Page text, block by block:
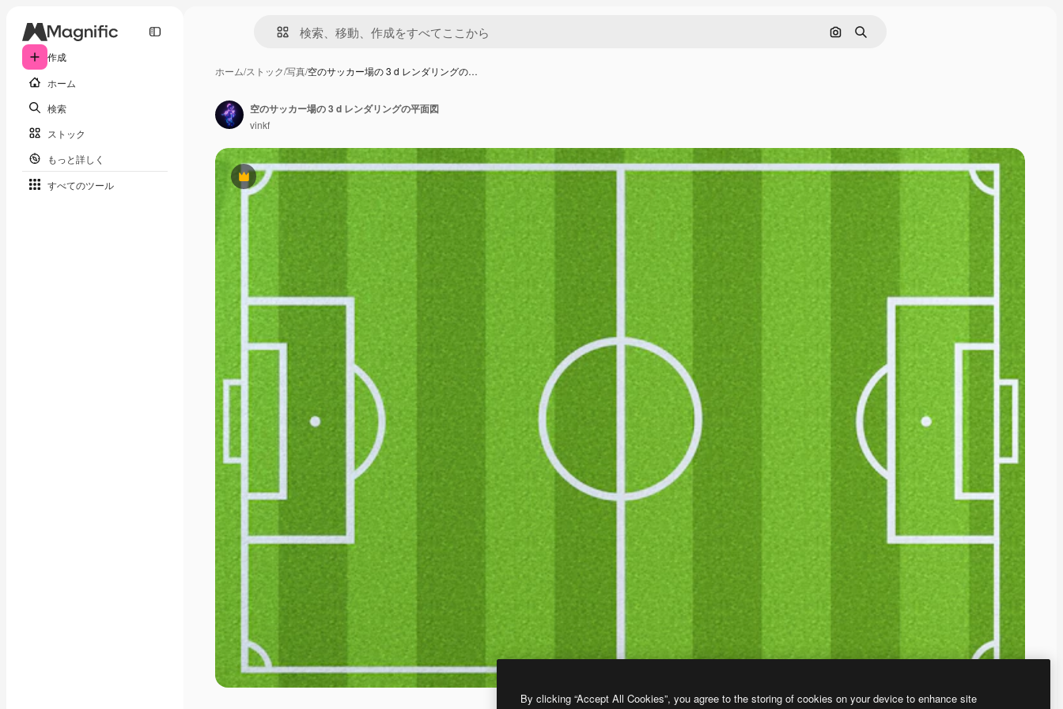
作成
ホーム
検索
ストック
もっと詳しく
すべてのツール
画像で検索
検索
ホーム/ストック/写真/空のサッカー場の 3 d レンダリングの…
Premium
空のサッカー場の 3 d レンダリングの平面図
vinkf
By clicking “Accept All Cookies”, you agree to the storing of cookies on your device to enhance site